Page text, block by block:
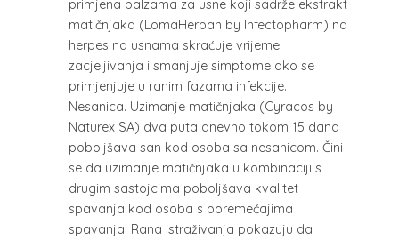
primjena balzama za usne koji sadrže ekstrakt
matičnjaka (LomaHerpan by Infectopharm) na
herpes na usnama skraćuje vrijeme
zacjeljivanja i smanjuje simptome ako se
primjenjuje u ranim fazama infekcije.
Nesanica. Uzimanje matičnjaka (Cyracos by
Naturex SA) dva puta dnevno tokom 15 dana
poboljšava san kod osoba sa nesanicom. Čini
se da uzimanje matičnjaka u kombinaciji s
drugim sastojcima poboljšava kvalitet
spavanja kod osoba s poremećajima
spavanja. Rana istraživanja pokazuju da